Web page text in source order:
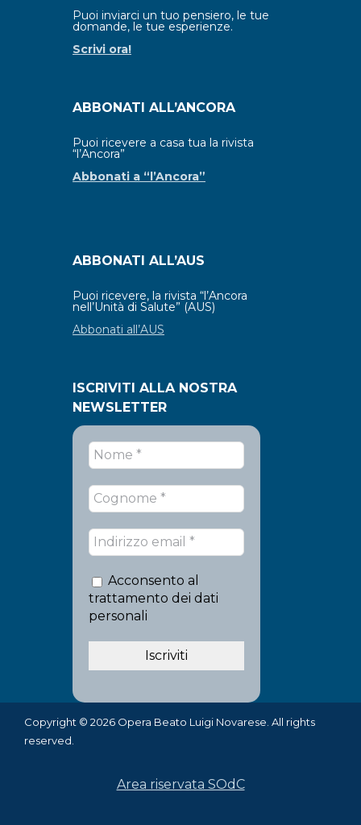
Puoi inviarci un tuo pensiero, le tue
domande, le tue esperienze.
Scrivi ora!
ABBONATI ALL’ANCORA
Puoi ricevere a casa tua la rivista
“l’Ancora”
Abbonati a “l’Ancora”
ABBONATI ALL’AUS
Puoi ricevere, la rivista “l’Ancora
nell’Unità di Salute” (AUS)
Abbonati all’AUS
ISCRIVITI ALLA NOSTRA
NEWSLETTER
Acconsento al
trattamento dei dati
personali
Copyright © 2026 Opera Beato Luigi Novarese. All rights
reserved.
Area riservata SOdC